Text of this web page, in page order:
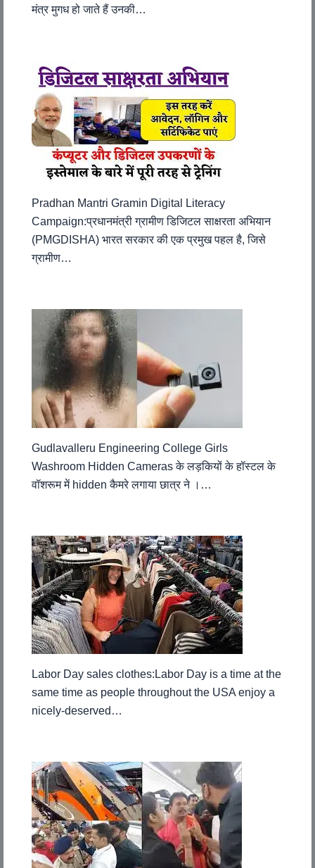
मंत्र मुगध हो जाते हैं उनकी…
Pradhan Mantri Gramin Digital Literacy
Campaign:प्रधानमंत्री ग्रामीण डिजिटल साक्षरता अभियान
(PMGDISHA) भारत सरकार की एक प्रमुख पहल है, जिसे
ग्रामीण…
Gudlavalleru Engineering College Girls
Washroom Hidden Cameras के लड़कियों के हॉस्टल के
वॉशरूम में hidden कैमरे लगाया छात्र ने ।…
Labor Day sales clothes:Labor Day is a time at the
same time as people throughout the USA enjoy a
nicely-deserved…